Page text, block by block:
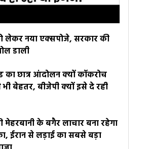
लेकर नया एक्सपोजे, सरकार की
डाली
का छात्र आंदोलन क्यों कॉकरोच
भी बेहतर, बीजेपी क्यों इसे दे रही
मेहरबानी के बगैर लाचार बना रहेगा
ईरान से लड़ाई का सबसे बड़ा